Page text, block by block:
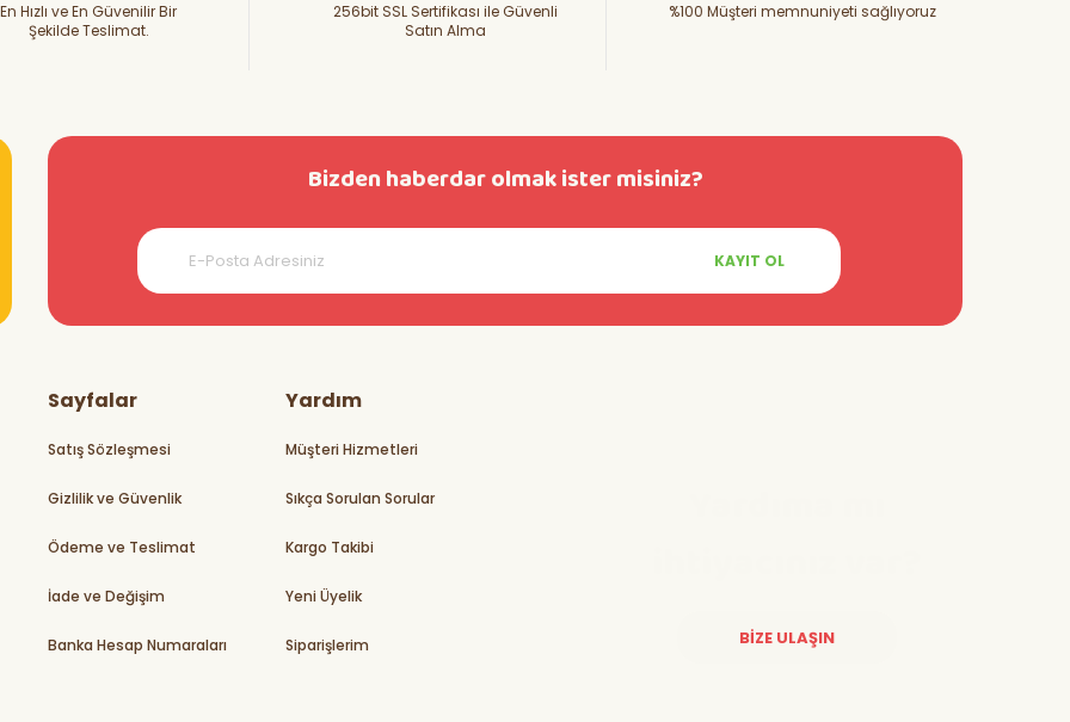
Diğer yorumları göster
En Hızlı ve En Güvenilir Bir
Şekilde Teslimat.
256bit SSL Sertifikası ile Güvenli
Satın Alma
%100 Müşteri memnuniyeti sağlıyoruz
Bizden haberdar olmak ister misiniz?
KAYIT OL
Sayfalar
Satış Sözleşmesi
Gizlilik ve Güvenlik
Ödeme ve Teslimat
İade ve Değişim
Banka Hesap Numaraları
Yardım
Müşteri Hizmetleri
Sıkça Sorulan Sorular
Kargo Takibi
Yeni Üyelik
Siparişlerim BİZE ULAŞIN